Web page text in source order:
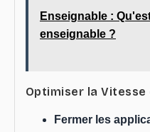
Enseignable :
enseignable ?
Optimiser la Vitesse
Fermer les